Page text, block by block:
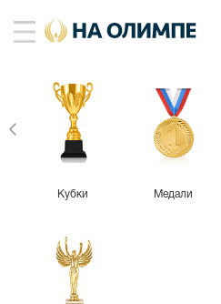
Кубки Медали